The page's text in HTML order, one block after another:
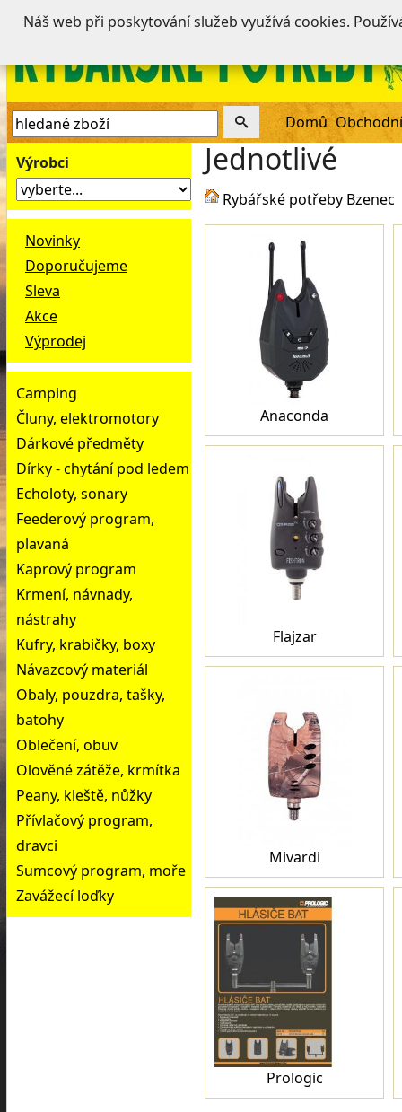
Domů
Výrobci
Novinky
Doporučujeme
Sleva
Akce
Výprodej
Camping
Čluny, elektromotory
Dárkové předměty
Dírky - chytání pod ledem
Echoloty, sonary
Feederový program,
plavaná
Kaprový program
Krmení, návnady,
nástrahy
Kufry, krabičky, boxy
Návazcový materiál
Obaly, pouzdra, tašky,
batohy
Oblečení, obuv
Olověné zátěže, krmítka
Peany, kleště, nůžky
Přívlačový program,
dravci
Sumcový program, moře
Zavážecí loďky
Jednotlivé
Rybářské potřeby Bzenec
Anaconda
Flajzar
Mivardi
Prologic
Náš web při poskytování služeb využívá cookies.